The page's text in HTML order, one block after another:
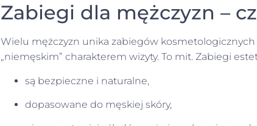
Zabiegi dla mężczyzn –
Wielu mężczyzn unika zabiegów
„niemęskim” charakterem wizyty. To mit. Zabiegi
są bezpieczne i naturalne,
dopasowane do męskiej skóry,